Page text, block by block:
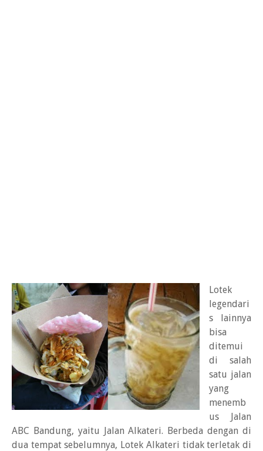
Lotek
legendari
s lainnya
bisa
ditemui
di salah
satu jalan
yang
menemb
us Jalan
ABC Bandung, yaitu Jalan Alkateri. Berbeda dengan di
dua tempat sebelumnya, Lotek Alkateri tidak terletak di